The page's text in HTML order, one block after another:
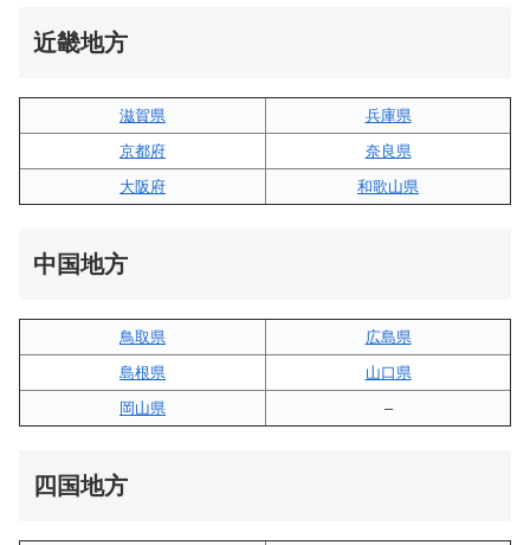
近畿地方
滋賀県
兵庫県
京都府
奈良県
大阪府
和歌山県
中国地方
鳥取県
広島県
島根県
山口県
岡山県
–
四国地方